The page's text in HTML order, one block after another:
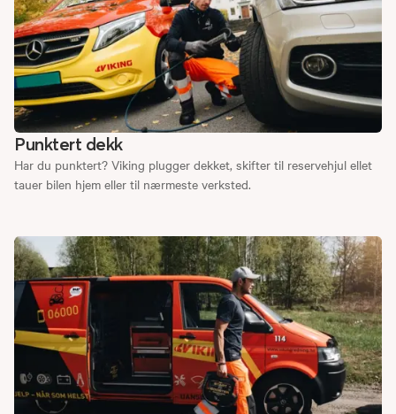
Punktert dekk
Har du punktert? Viking plugger dekket, skifter til reservehjul ellet
tauer bilen hjem eller til nærmeste verksted.